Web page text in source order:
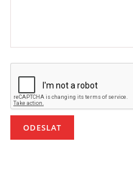
VZDĚLÁVACÍ BLOK ÚNOR
VZDĚLÁVACÍ BLOK BŘEZEN